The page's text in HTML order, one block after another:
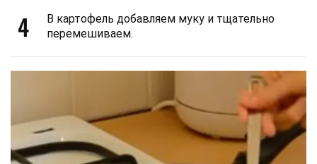
4
В картофель добавляем муку и тщательно
перемешиваем.